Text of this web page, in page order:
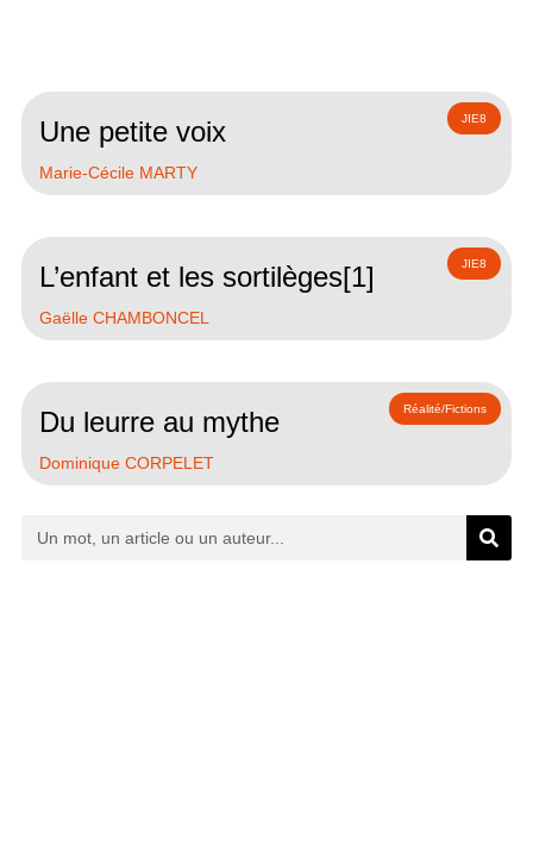
JIE8
Une petite voix
Marie-Cécile MARTY
JIE8
L’enfant et les sortilèges[1]
Gaëlle CHAMBONCEL
Réalité/Fictions
Du leurre au mythe
Dominique CORPELET